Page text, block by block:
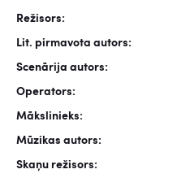
Režisors:
Lit. pirmavota autors:
Scenārija autors:
Operators:
Mākslinieks:
Mūzikas autors:
Skaņu režisors: